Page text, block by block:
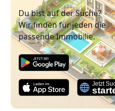
Du bist auf der Suche?
Wir finden für jeden die
passende Immobilie.